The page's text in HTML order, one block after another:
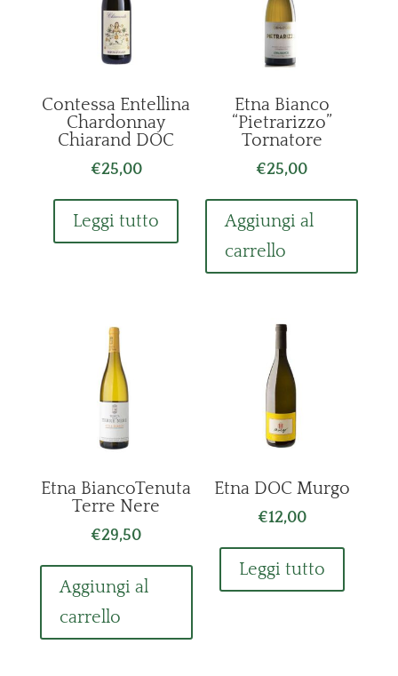
Contessa Entellina
Chardonnay
Chiarand DOC
€25,00
Leggi tutto
Etna Bianco
“Pietrarizzo”
Tornatore
€25,00
Aggiungi al
carrello
Etna BiancoTenuta
Terre Nere
€29,50
Aggiungi al
carrello
Etna DOC Murgo
€12,00
Leggi tutto